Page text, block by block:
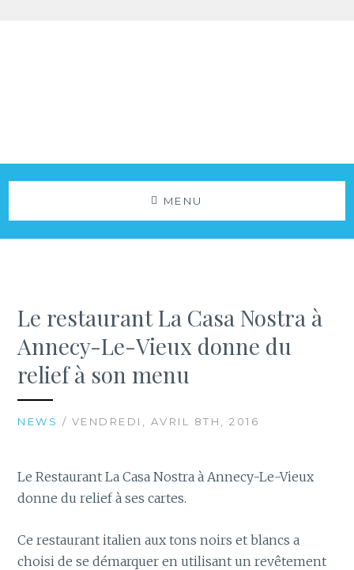
MENU
Le restaurant La Casa Nostra à
Annecy-Le-Vieux donne du
relief à son menu
NEWS / VENDREDI, AVRIL 8TH, 2016
Le Restaurant La Casa Nostra à Annecy-Le-Vieux
donne du relief à ses cartes.
Ce restaurant italien aux tons noirs et blancs a
choisi de se démarquer en utilisant un revêtement